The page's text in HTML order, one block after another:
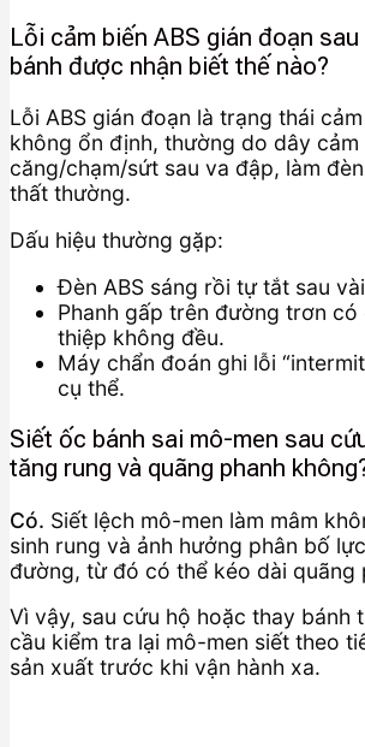
Lỗi cảm biến ABS gián đoạn
bánh được nhận biết thế nào?
Lỗi ABS gián đoạn là trạng thái
không ổn định, thường do dây cảm
căng/chạm/sứt sau va đập, làm
thất thường.
Dấu hiệu thường gặp:
Đèn ABS sáng rồi tự tắt sau
Phanh gấp trên đường trơn có
thiệp không đều.
Máy chẩn đoán ghi lỗi
cụ thể.
Siết ốc bánh sai mô-men sau
tăng rung và quãng phanh
Có. Siết lệch mô-men làm mâm
sinh rung và ảnh hưởng phân bố
đường, từ đó có thể kéo dài quãng
Vì vậy, sau cứu hộ hoặc thay bánh
cầu kiểm tra lại mô-men siết theo
sản xuất trước khi vận hành xa.